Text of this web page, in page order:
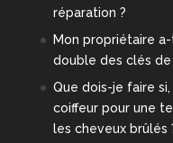
réparation ?
Mon propriétaire
double des clés
Que dois-je faire
coiffeur pour une
les cheveux brûlés